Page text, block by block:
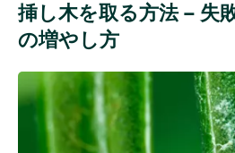
挿し木を取る方法 – 失
の増やし方